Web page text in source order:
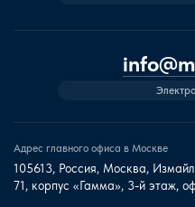
Адрес главного офиса в Москве
105613, Россия, Москва,
71, корпус «Гамма», 3-й этаж,